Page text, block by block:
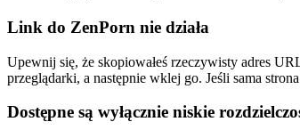
Link do ZenPorn nie działa
Upewnij się, że skopiowałeś rzeczywisty adres
przeglądarki, a następnie wklej go. Jeśli sama
Dostępne są wyłącznie niskie